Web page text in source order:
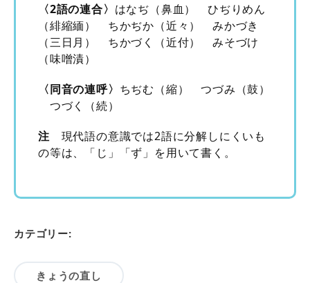
〈2語の連合〉 はなぢ（鼻血） ひぢりめん
（緋縮緬） ちかぢか（近々） みかづき
（三日月） ちかづく（近付） みそづけ
（味噌漬）
〈同音の連呼〉 ちぢむ（縮） つづみ（鼓）
つづく（続）
注 現代語の意識では2語に分解しにくいも
の等は、「じ」「ず」を用いて書く。
カテゴリー:
きょうの直し